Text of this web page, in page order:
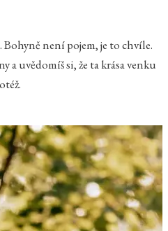
není pojem, je to chvíle.
a uvědomíš si, že ta krása venku